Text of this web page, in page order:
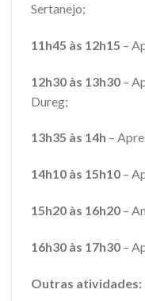
Sertanejo;
11h45 às 12h15 –
12h30 às 13h30 –
Dureg;
13h35 às 14h –
14h10 às 15h10 –
15h20 às 16h20 –
16h30 às 17h30 –
Outras atividades: